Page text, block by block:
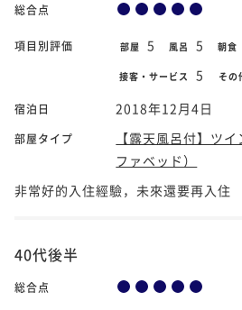
総合点
項目別評価 部屋 5 風呂 5 朝食
接客・サービス 5 その
宿泊日 2018年12月4日
部屋タイプ
【露天風呂付】ツ
ファベッド）
非常好的入住經驗，未來還要再入住
40代後半
総合点